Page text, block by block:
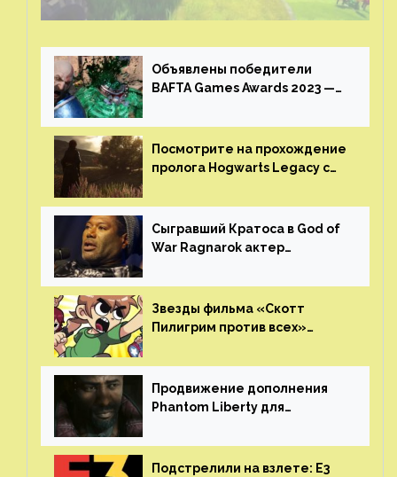
Объявлены победители
BAFTA Games Awards 2023 —
получила шесть наград
Посмотрите на прохождение
пролога Hogwarts Legacy с
GamesVoice показала первые
результаты своего труда
Сыгравший Кратоса в God of
War Ragnarok актер
игроков прекратить
консольные войны
Звезды фильма «Скотт
Пилигрим против всех»
аниме от Netflix
Продвижение дополнения
Phantom Liberty для
июне
Подстрелили на взлете: E3